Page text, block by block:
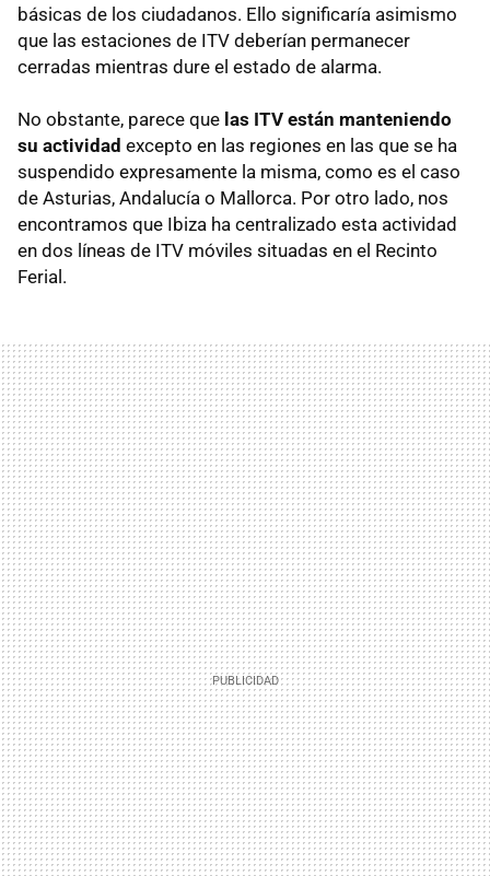
básicas de los ciudadanos. Ello significaría asimismo
que las estaciones de ITV deberían permanecer
cerradas mientras dure el estado de alarma.
No obstante, parece que las ITV están manteniendo
su actividad excepto en las regiones en las que se ha
suspendido expresamente la misma, como es el caso
de Asturias, Andalucía o Mallorca. Por otro lado, nos
encontramos que Ibiza ha centralizado esta actividad
en dos líneas de ITV móviles situadas en el Recinto
Ferial.